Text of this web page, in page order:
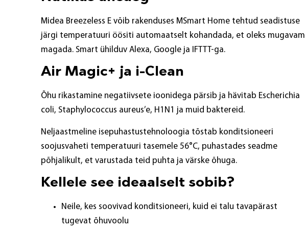
Midea Breezeless E võib rakenduses MSmart Home tehtud seadistuse
järgi temperatuuri öösiti automaatselt kohandada, et oleks mugavam
magada. Smart ühilduv Alexa, Google ja IFTTT-ga.
Air Magic+ ja i-Clean
Õhu rikastamine negatiivsete ioonidega pärsib ja hävitab Escherichia
coli, Staphylococcus aureus’e, H1N1 ja muid baktereid.
Neljaastmeline isepuhastustehnoloogia tõstab konditsioneeri
soojusvaheti temperatuuri tasemele 56°C, puhastades seadme
põhjalikult, et varustada teid puhta ja värske õhuga.
Kellele see ideaalselt sobib?
Neile, kes soovivad konditsioneeri, kuid ei talu tavapärast
tugevat õhuvoolu